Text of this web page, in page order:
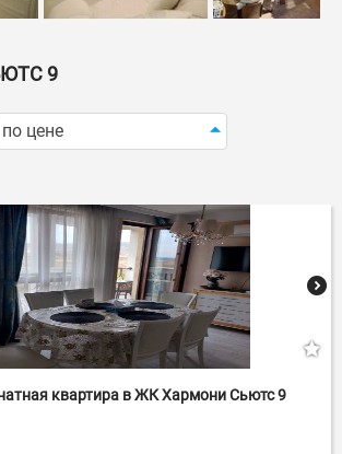
9
по цене
квартира в ЖК Хармони Сьютс 9